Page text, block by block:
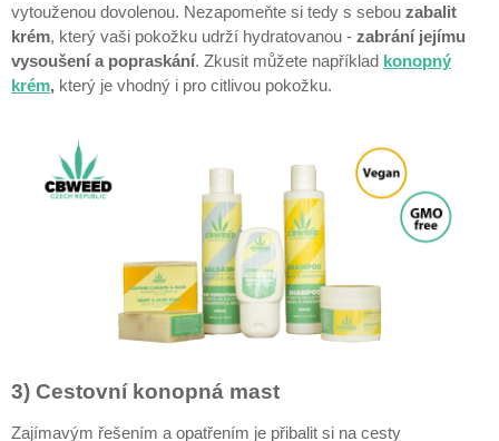
vytouženou dovolenou. Nezapomeňte si tedy s sebou zabalit
krém, který vaši pokožku udrží hydratovanou - zabrání jejímu
vysoušení a popraskání. Zkusit můžete například konopný
krém, který je vhodný i pro citlivou pokožku.
3) Cestovní konopná mast
Zajímavým řešením a opatřením je přibalit si na cesty